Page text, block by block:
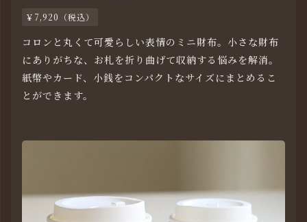
￥7,920（税込）
コロンと丸くて可愛らしい表情のミニ財布。小さな財布
にありがちな、お札を折り曲げて収納する悩みを解消。
紙幣やカード、小銭をコンパクトなサイズにまとめるこ
とができます。